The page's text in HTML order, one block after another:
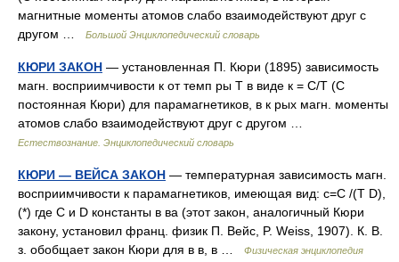
магнитные моменты атомов слабо взаимодействуют друг с
другом …
Большой Энциклопедический словарь
КЮРИ ЗАКОН — установленная П. Кюри (1895) зависимость
магн. восприимчивости к от темп ры Т в виде к = С/Т (С
постоянная Кюри) для парамагнетиков, в к рых магн. моменты
атомов слабо взаимодействуют друг с другом …
Естествознание. Энциклопедический словарь
КЮРИ — ВЕЙСА ЗАКОН — температурная зависимость магн.
восприимчивости к парамагнетиков, имеющая вид: c=С /(T D),
(*) где С и D константы в ва (этот закон, аналогичный Кюри
закону, установил франц. физик П. Вейс, P. Weiss, 1907). К. В.
з. обобщает закон Кюри для в в, в …
Физическая энциклопедия